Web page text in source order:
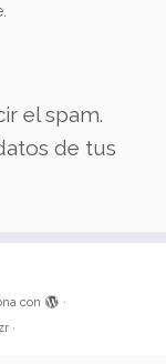
el spam.
de tus
con
·
·